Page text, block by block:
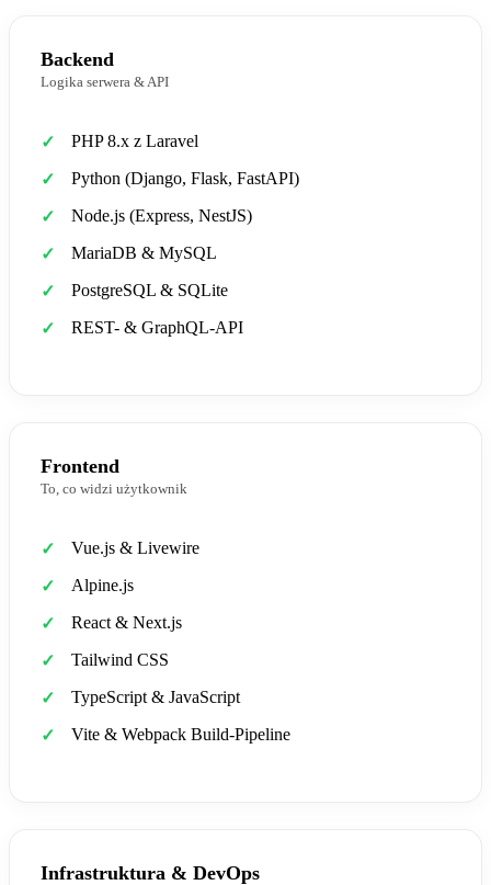
Backend
Logika serwera & API
PHP 8.x z Laravel
Python (Django, Flask, FastAPI)
Node.js (Express, NestJS)
MariaDB & MySQL
PostgreSQL & SQLite
REST- & GraphQL-API
Frontend
To, co widzi użytkownik
Vue.js & Livewire
Alpine.js
React & Next.js
Tailwind CSS
TypeScript & JavaScript
Vite & Webpack Build-Pipeline
Infrastruktura & DevOps